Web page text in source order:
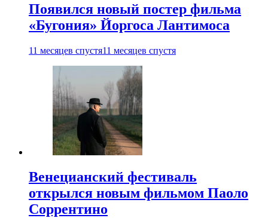
Появился новый постер фильма
«Бугония» Йоргоса Лантимоса
11 месяцев спустя11 месяцев спустя
Венецианский фестиваль
открылся новым фильмом Паоло
Соррентино